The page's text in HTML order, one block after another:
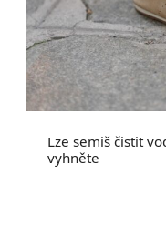
Lze semiš čistit
vyhněte